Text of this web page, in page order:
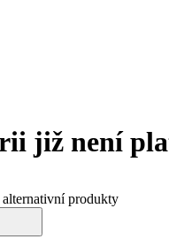
již není
produkty